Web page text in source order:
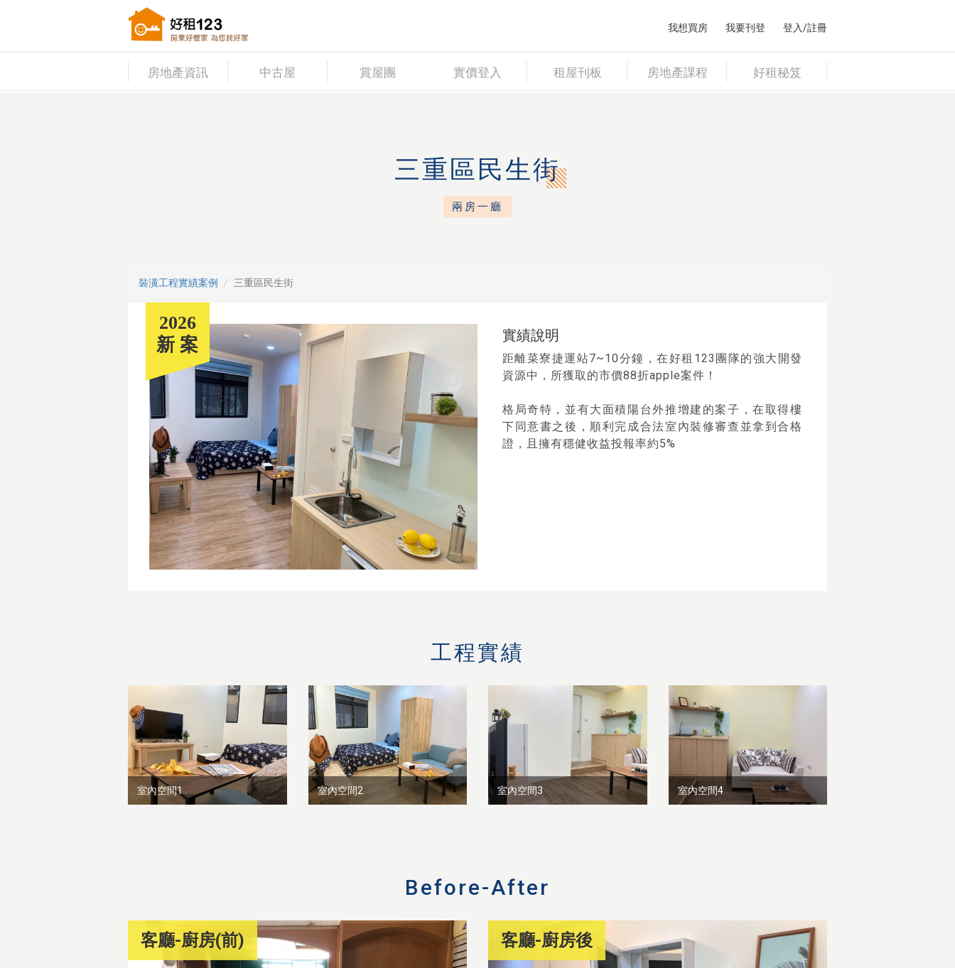
我想買房 我要刊登 登入/註冊
房地產資訊 中古屋 賞屋團 實價登入 租屋刊板 房地產課程 好租秘笈
三重區民生街
兩房一廳
裝潢工程實績案例 三重區民生街
2026
新案
實績說明
距離菜寮捷運站7~10分鐘，在好租123團隊的強大開發
資源中，所獲取的市價88折apple案件！
格局奇特，並有大面積陽台外推增建的案子，在取得樓
下同意書之後，順利完成合法室內裝修審查並拿到合格
證，且擁有穩健收益投報率約5%
工程實績
室內空間1 室內空間2 室內空間3 室內空間4
Before-After
客廳-廚房(前) 客廳-廚房後